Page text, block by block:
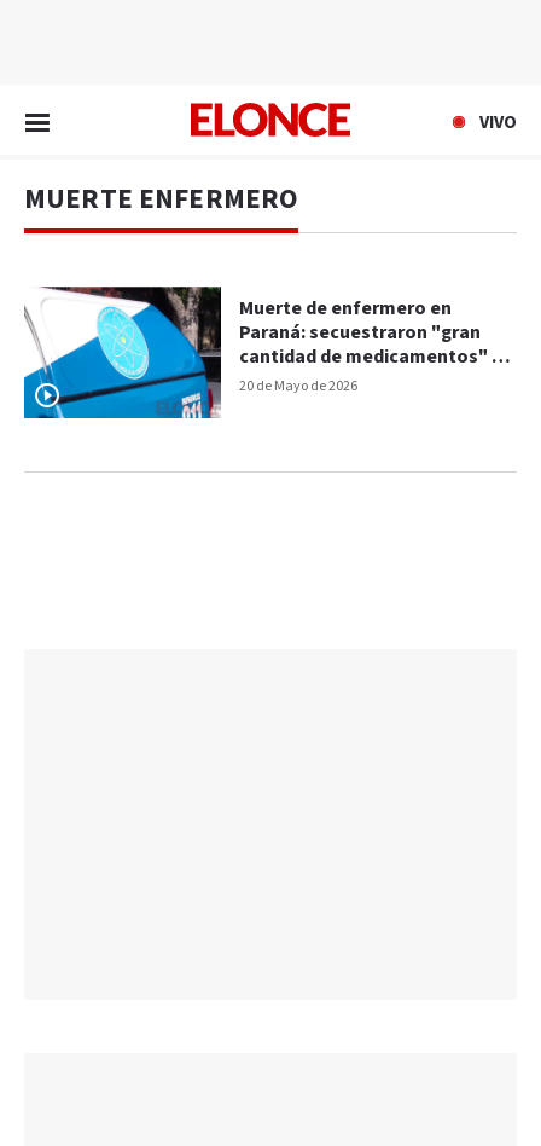
VIVO
MUERTE ENFERMERO
20 de Mayo de 2026
Muerte de enfermero en
Paraná: secuestraron "gran
cantidad de medicamentos" y
un arma en su vivienda